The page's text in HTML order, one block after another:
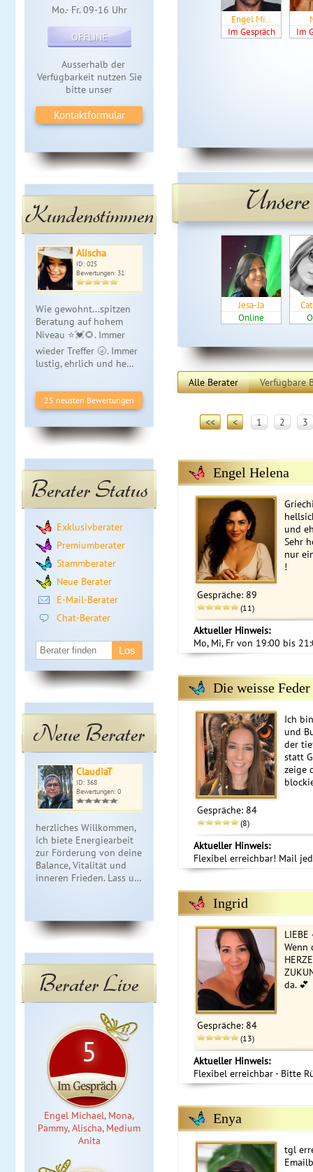
Mo.- Fr. 09-16 Uhr
OFFLINE
Ausserhalb der
Verfügbarkeit nutzen Sie
bitte unser
Kontaktformular
Kundenstimmen
Alischa
ID: 025
Bewertungen: 31
Wie gewohnt...spitzen
Beratung auf hohem
Niveau ⭐️💓🌻. Immer
wieder Treffer 🌝. Immer
lustig, ehrlich und he…
25 neusten Bewertungen
Berater Status
Exklusivberater
Premiumberater
Stammberater
Neue Berater
E-Mail-Berater
Chat-Berater
Neue Berater
ClaudiaT
ID: 368
Bewertungen: 0
herzliches Willkommen,
ich biete Energiearbeit
zur Förderung von deiner
Balance, Vitalität und
inneren Frieden. Lass u…
Doris
ID: 026
Bewertungen: 14
Hellsichtige, fühlende und
lösungsorientierte
Beratung. Karten,-
Energie,- und Seelenlesen,
Partneran…
ID:
von
dich
wahen
Berater Live
5
Engel Michael, Mona,
Pammy,Alischa, Medium
Anita
Engel Mi…
Im Gespräch
Im
Jesa-Ja
Online
Alle Berater Verfügbare
<< < 1 2 3
Engel Helena
und
Sehr
nur
!
Gespräche: 89
(11)
Aktueller Hinweis:
Mo, Mi, Fr von 19:00 bis
Die weisse Feder
Ich
und
der
statt
zeige
Gespräche: 84
(8)
Aktueller Hinweis:
Flexibel erreichbar! Mail
Ingrid
LIEBE
Wenn
da. 💕
Gespräche: 84
(13)
Aktueller Hinweis:
Flexibel erreichbar - Bitte
Enya
tgl